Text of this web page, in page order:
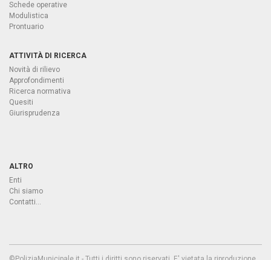
Schede operative
Modulistica
Prontuario
ATTIVITÀ DI RICERCA
Novità di rilievo
Approfondimenti
Ricerca normativa
Quesiti
Giurisprudenza
ALTRO
Enti
Chi siamo
Contatti...